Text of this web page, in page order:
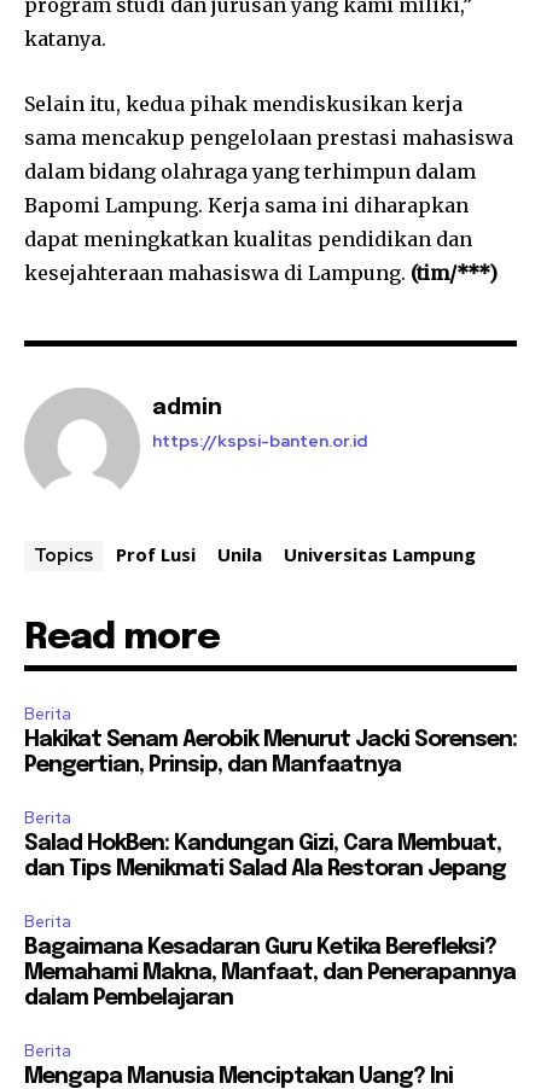
katanya.
Selain itu, kedua pihak mendiskusikan kerja
sama mencakup pengelolaan prestasi mahasiswa
dalam bidang olahraga yang terhimpun dalam
Bapomi Lampung. Kerja sama ini diharapkan
dapat meningkatkan kualitas pendidikan dan
kesejahteraan mahasiswa di Lampung. (tim/***)
admin
https://kspsi-banten.or.id
Topics Prof Lusi Unila Universitas Lampung
Read more
Berita
Hakikat Senam Aerobik Menurut Jacki Sorensen:
Pengertian, Prinsip, dan Manfaatnya
Berita
Salad HokBen: Kandungan Gizi, Cara Membuat,
dan Tips Menikmati Salad Ala Restoran Jepang
Berita
Bagaimana Kesadaran Guru Ketika Berefleksi?
Memahami Makna, Manfaat, dan Penerapannya
dalam Pembelajaran
Berita
Mengapa Manusia Menciptakan Uang? Ini